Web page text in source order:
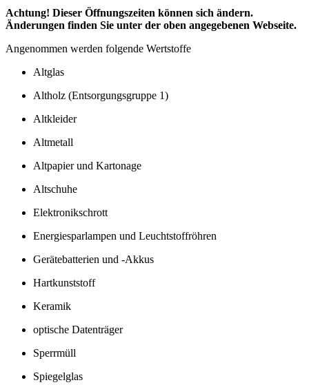
Achtung! Dieser Öffnungszeiten können sich ändern.
Änderungen finden Sie unter der oben angegebenen Webseite.
Angenommen werden folgende Wertstoffe
Altglas
Altholz (Entsorgungsgruppe 1)
Altkleider
Altmetall
Altpapier und Kartonage
Altschuhe
Elektronikschrott
Energiesparlampen und Leuchtstoffröhren
Gerätebatterien und -Akkus
Hartkunststoff
Keramik
optische Datenträger
Sperrmüll
Spiegelglas